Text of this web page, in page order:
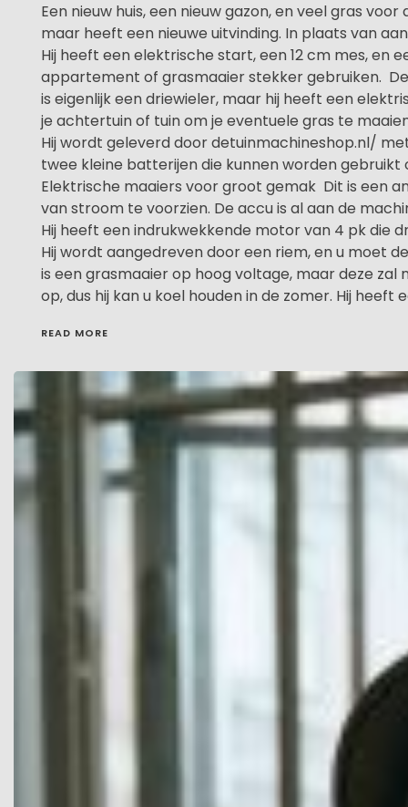
Een nieuw huis, een nieuw gazon, en veel gras
maar heeft een nieuwe uitvinding. In plaats van
Hij heeft een elektrische start, een 12 cm mes, en
appartement of grasmaaier stekker gebruiken.
is eigenlijk een driewieler, maar hij heeft een
je achtertuin of tuin om je eventuele gras te
Hij wordt geleverd door detuinmachineshop.nl/
twee kleine batterijen die kunnen worden
Elektrische maaiers voor groot gemak Dit is een
van stroom te voorzien. De accu is al aan de
Hij heeft een indrukwekkende motor van 4 pk die
Hij wordt aangedreven door een riem, en u moet
is een grasmaaier op hoog voltage, maar deze
op, dus hij kan u koel houden in de zomer. Hij heeft
READ MORE